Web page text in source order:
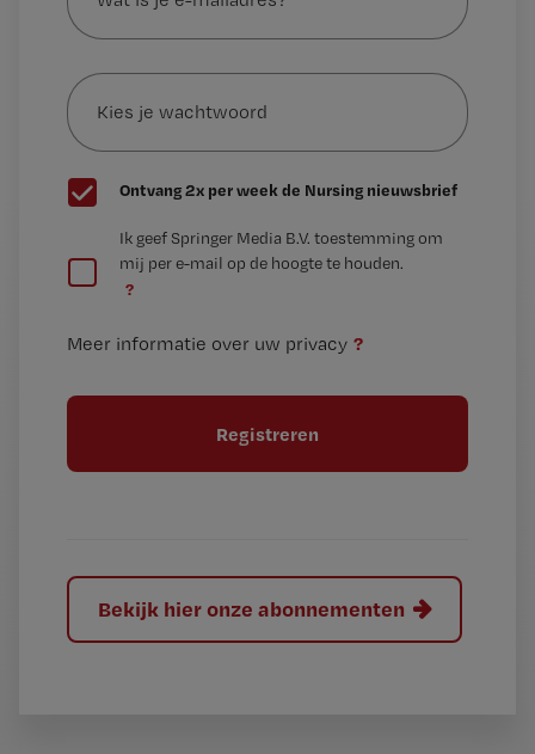
je
mailadres?
Kies
je
wachtwoord
G
e
t
Ontvang 2x per week de Nursing nieuwsbrief
e
t
l
Ik geef Springer Media B.V. toestemming om
mij per e-mail op de hoogte te houden.
?
Meer informatie over uw privacy ?
Bekijk hier onze abonnementen